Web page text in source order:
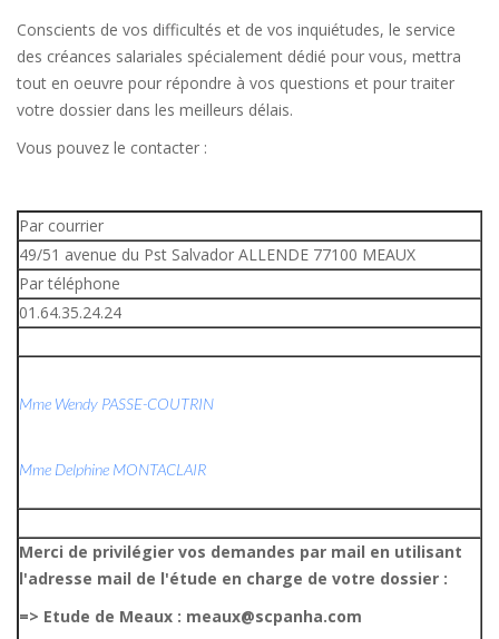
Conscients de vos difficultés et de vos inquiétudes, le service
des créances salariales spécialement dédié pour vous, mettra
tout en oeuvre pour répondre à vos questions et pour traiter
votre dossier dans les meilleurs délais.
Vous pouvez le contacter :
Par courrier
49/51 avenue du Pst Salvador ALLENDE 77100 MEAUX
Par téléphone
01.64.35.24.24
Mme Wendy PASSE-COUTRIN
Mme Delphine MONTACLAIR
Merci de privilégier vos demandes par mail en utilisant
l'adresse mail de l'étude en charge de votre dossier :
=> Etude de Meaux : meaux@scpanha.com